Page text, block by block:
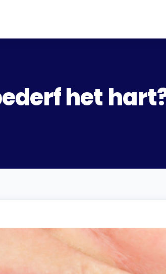
het hart?